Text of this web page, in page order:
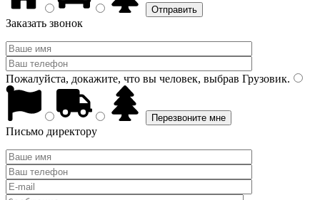
Заказать звонок
Пожалуйста, докажите, что вы человек, выбрав Грузовик.
Письмо директору